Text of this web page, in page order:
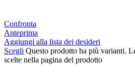
Confronta
Anteprima
Aggiungi alla lista dei desideri
Scegli Questo prodotto ha più varianti.
scelte nella pagina del prodotto